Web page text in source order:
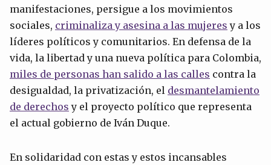
manifestaciones, persigue a los movimientos
sociales, criminaliza y asesina a las mujeres y a los
líderes políticos y comunitarios. En defensa de la
vida, la libertad y una nueva política para Colombia,
miles de personas han salido a las calles contra la
desigualdad, la privatización, el desmantelamiento
de derechos y el proyecto político que representa
el actual gobierno de Iván Duque.
En solidaridad con estas y estos incansables